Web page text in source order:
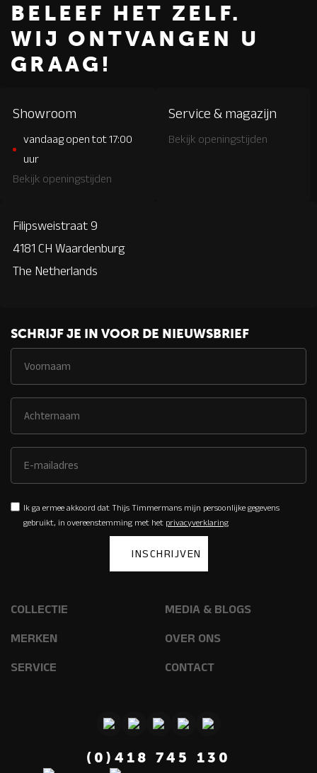
BELEEF HET ZELF.
WIJ ONTVANGEN U
GRAAG!
Showroom
vandaag open tot 17:00
uur
Bekijk openingstijden
Service & magazijn
Bekijk openingstijden
Filipsweistraat 9
4181 CH Waardenburg
The Netherlands
SCHRIJF JE IN VOOR DE NIEUWSBRIEF
Ik ga ermee akkoord dat Thijs Timmermans mijn persoonlijke gegevens
gebruikt, in overeenstemming met het privacyverklaring
COLLECTIE
MERKEN
SERVICE
MEDIA & BLOGS
OVER ONS
CONTACT
(0)418 745 130